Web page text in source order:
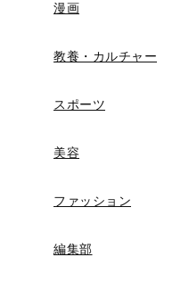
漫画
教養・カルチャー
スポーツ
美容
ファッション
編集部